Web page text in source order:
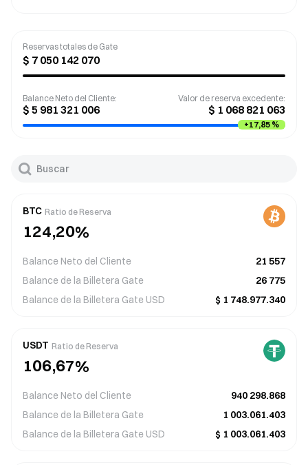
Reservas totales de Gate
$ 7 050 142 070
Balance Neto del Cliente:
$ 5 981 321 006
Valor de reserva excedente:
$ 1 068 821 063
+17,85 %
BTC Ratio de Reserva
1
2
5
6
8
90
2
3
6
7
9 1
2
4
5
8
9,
0
2
3
6
7
9
0%
Balance Neto del Cliente
21 557
Balance de la Billetera Gate
26 775
Balance de la Billetera Gate USD $ 1 748.977.340
USDT Ratio de Reserva
1
2
5
6
8
9
0
0
1
3
4
6
7
,
0
1
3
4
6
71
2
4
5
7
8
%
Balance Neto del Cliente
940 298.868
Balance de la Billetera Gate
1 003.061.403
Balance de la Billetera Gate USD $ 1 003.061.403